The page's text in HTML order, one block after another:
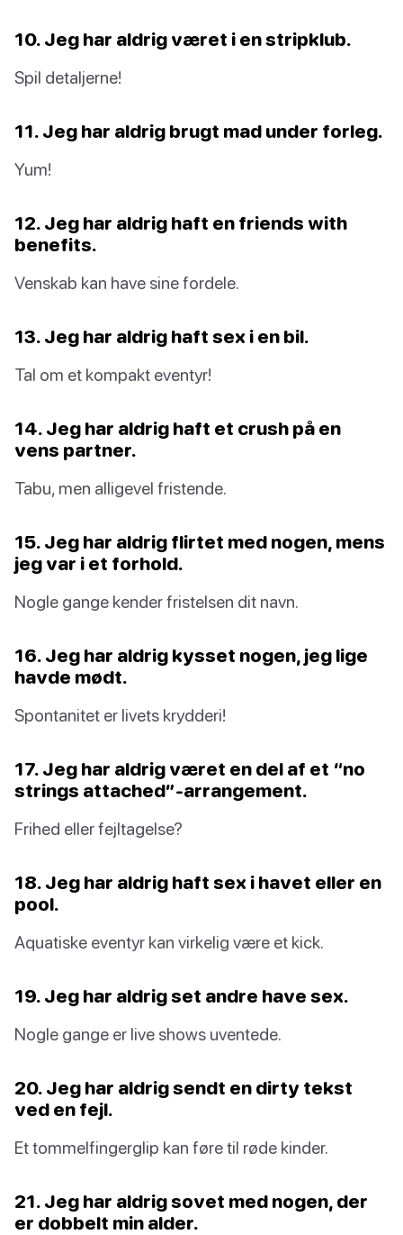
10. Jeg har aldrig været i en stripklub.
Spil detaljerne!
11. Jeg har aldrig brugt mad under forleg.
Yum!
12. Jeg har aldrig haft en friends with
benefits.
Venskab kan have sine fordele.
13. Jeg har aldrig haft sex i en bil.
Tal om et kompakt eventyr!
14. Jeg har aldrig haft et crush på en
vens partner.
Tabu, men alligevel fristende.
15. Jeg har aldrig flirtet med nogen, mens
jeg var i et forhold.
Nogle gange kender fristelsen dit navn.
16. Jeg har aldrig kysset nogen, jeg lige
havde mødt.
Spontanitet er livets krydderi!
17. Jeg har aldrig været en del af et “no
strings attached”-arrangement.
Frihed eller fejltagelse?
18. Jeg har aldrig haft sex i havet eller en
pool.
Aquatiske eventyr kan virkelig være et kick.
19. Jeg har aldrig set andre have sex.
Nogle gange er live shows uventede.
20. Jeg har aldrig sendt en dirty tekst
ved en fejl.
Et tommelfingerglip kan føre til røde kinder.
21. Jeg har aldrig sovet med nogen, der
er dobbelt min alder.